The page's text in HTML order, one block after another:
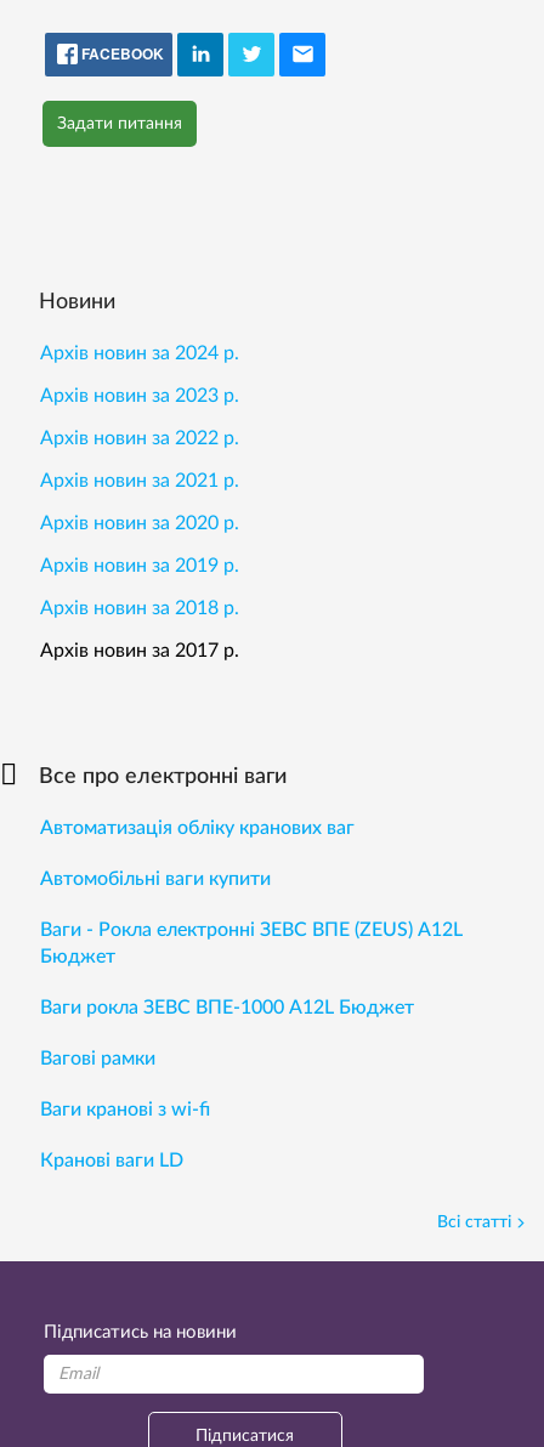
FACEBOOK
Задати питання
Новини
Архів новин за 2024 р.
Архів новин за 2023 р.
Архів новин за 2022 р.
Архів новин за 2021 р.
Архів новин за 2020 р.
Архів новин за 2019 р.
Архів новин за 2018 р.
Архів новин за 2017 р.
Все про електронні ваги
Автоматизація обліку кранових ваг
Автомобільні ваги купити
Ваги - Рокла електронні ЗЕВС ВПЕ (ZEUS) A12L
Бюджет
Ваги рокла ЗЕВС ВПЕ-1000 А12L Бюджет
Вагові рамки
Ваги кранові з wi-fi
Кранові ваги LD
Всі статті
Підписатись на новини
Підписатися